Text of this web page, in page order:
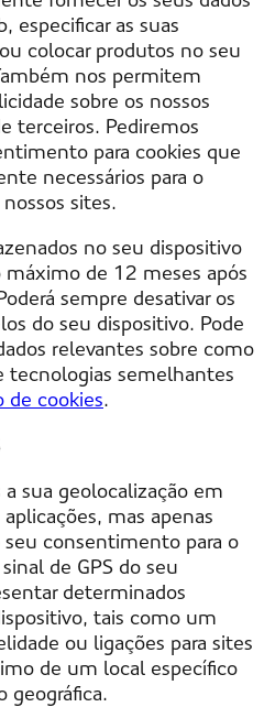
especificar as suas
colocar produtos no seu
nos permitem
sobre os nossos
terceiros. Pediremos
para cookies que
necessários para o
sites.
no seu dispositivo
de 12 meses após
sempre desativar os
do seu dispositivo. Pode
relevantes sobre como
tecnologias semelhantes
de cookies.
sua geolocalização em
mas apenas
consentimento para o
de GPS do seu
determinados
tais como um
ou ligações para sites
de um local específico
geográfica.